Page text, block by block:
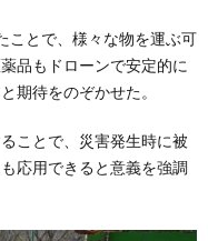
ことで、様々な物を運ぶ可
品もドローンで安定的に
期待をのぞかせた。
ことで、災害発生時に被
応用できると意義を強調